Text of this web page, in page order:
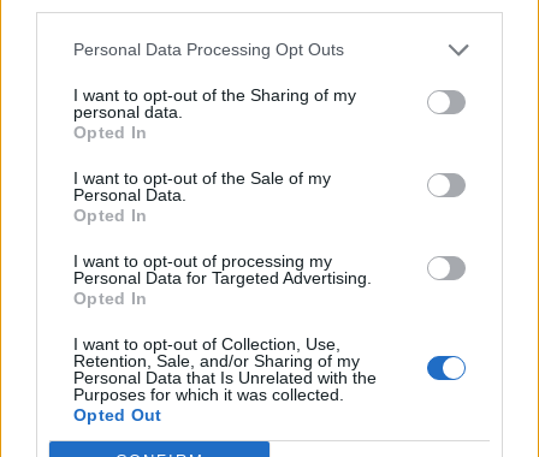
Personal Data Processing Opt Outs
I want to opt-out of the Sharing of my
personal data.
Opted In
I want to opt-out of the Sale of my
Personal Data.
Opted In
I want to opt-out of processing my
Personal Data for Targeted Advertising.
Opted In
I want to opt-out of Collection, Use,
Retention, Sale, and/or Sharing of my
Personal Data that Is Unrelated with the
Purposes for which it was collected.
Opted Out
vytekajúci špik z prasknutej kostičky, čo sa mu už raz
Auto zabočilo doprava a kufor vedľa nich sa zakolísal.
Lišiak čuchom zistil, že je v ňom chlapcovo oblečenie a
fotografia z písacieho stola a veci, ktoré ukrýval v
spodnej zásuvke. Labkou zašmátral po rohu kufra v
nádeji, že sa veko o kúsok nadvihne, aby aj chlapcov
slabý nos zacítil vôňu domova a upokojil sa. Ale vtedy
auto opäť spomalilo, tentoraz sa iba drkotavo vlieklo.
Chlapec skleslo zložil tvár do dlaní.
Lišiakovi sa rozbúchalo srdce a zježili sa mu štetinové
chlpy na chvoste. Pach obhoreného kovu z otcových